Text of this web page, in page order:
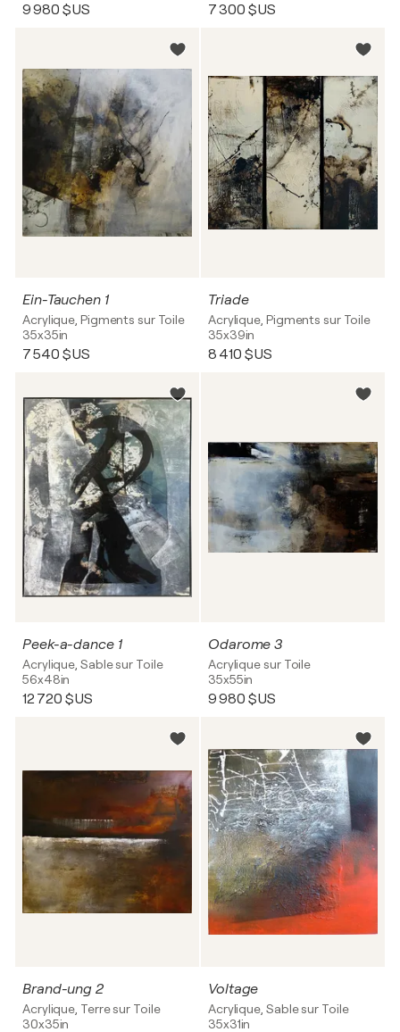
9 980 $US 7 300 $US
Ein-Tauchen 1
Acrylique, Pigments sur Toile
35x35in
7 540 $US
Triade
Acrylique, Pigments sur Toile
35x39in
8 410 $US
Peek-a-dance 1
Acrylique, Sable sur Toile
56x48in
12 720 $US
Odarome 3
Acrylique sur Toile
35x55in
9 980 $US
Brand-ung 2
Acrylique, Terre sur Toile
30x35in
Voltage
Acrylique, Sable sur Toile
35x31in